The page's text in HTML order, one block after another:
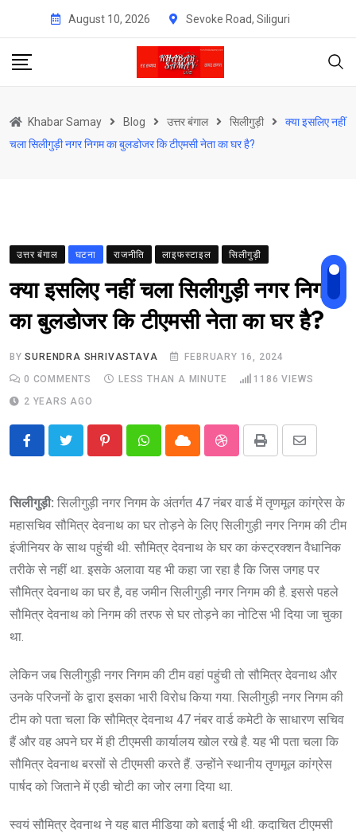
content
August 10, 2026 Sevoke Road, Siliguri
Khabar Samay Blog उत्तर बंगाल सिलीगुड़ी
क्या इसलिए नहीं
चला सिलीगुड़ी नगर निगम का बुलडोजर कि टीएमसी नेता का घर है?
उत्तर बंगाल घटना राजनीति लाइफस्टाइल सिलीगुड़ी
क्या इसलिए नहीं चला सिलीगुड़ी नगर निगम
का बुलडोजर कि टीएमसी नेता का घर है?
BYSURENDRA SHRIVASTAVA
FEBRUARY 16, 2024
0 COMMENTS LESS THAN A MINUTE 1186 VIEWS
2 YEARS AGO
PinterestWhatsappCloud StumbleUpon
Print
Share
Email
सिलीगुड़ी: सिलीगुड़ी नगर निगम के अंतर्गत 47 नंबर वार्ड में तृणमूल कांग्रेस के
महासचिव सौमित्र देवनाथ का घर तोड़ने के लिए सिलीगुड़ी नगर निगम की टीम
इंजीनियर के साथ पहुंची थी. सौमित्र देवनाथ के घर का कंस्ट्रक्शन वैधानिक
तरीके से नहीं था. इसके अलावा यह भी कहा जा रहा है कि जिस जगह पर
सौमित्र देवनाथ का घर है, वह जमीन सिलीगुड़ी नगर निगम की है. इससे पहले
सौमित्र देवनाथ को निगम की तरफ से घर तोड़ने का नोटिस भी दिया जा चुका
था.
लेकिन जब सिलीगुड़ी नगर निगम की टीम वहां पहुंची तो सौमित्र देवनाथ और
उनके परिजनों के द्वारा इसका भारी विरोध किया गया. सिलीगुड़ी नगर निगम की
टीम को पता चला कि सौमित्र देवनाथ 47 नंबर वार्ड कमेटी के साधारण सचिव
हैं और वह अपने घर में ही टीएमसी कार्यालय खोल रखे है. यह भी पता चला कि
सौमित्र देवनाथ बरसों से टीएमसी करते हैं. उन्होंने स्थानीय तृणमूल कांग्रेस
पार्षद को जिताने में एडी चोटी का जोर लगा दिया था.
स्वयं सौमित्र देवनाथ ने यह बात मीडिया को बताई भी थी. कदाचित टीएमसी